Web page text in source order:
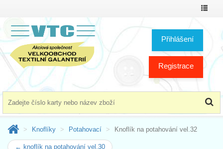
Přihlášení
Registrace
Knoflíky Potahovací Knoflík na potahování vel.32
← knoflík na potahování vel.30